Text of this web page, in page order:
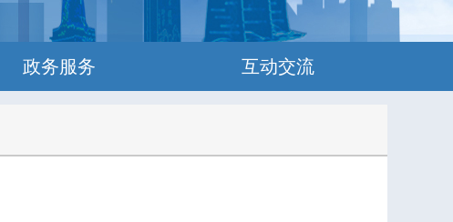
政务服务 互动交流